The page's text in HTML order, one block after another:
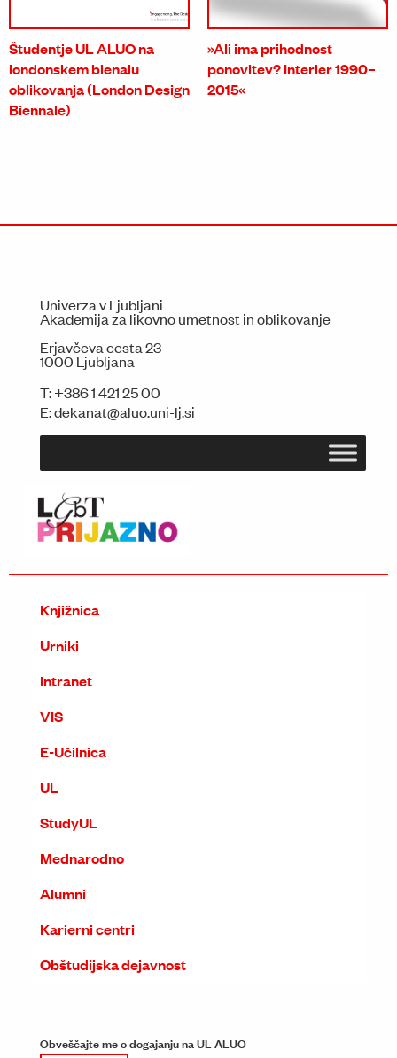
Študentje UL ALUO na
londonskem bienalu
oblikovanja (London Design
Biennale)
»Ali ima prihodnost
ponovitev? Interier 1990–
2015«
Univerza v Ljubljani
Akademija za likovno umetnost in oblikovanje
Erjavčeva cesta 23
1000 Ljubljana
T:+386 1 421 25 00
E:dekanat@aluo.uni-lj.si
Knjižnica
Urniki
Intranet
VIS
E-Učilnica
UL
StudyUL
Mednarodno
Alumni
Karierni centri
Obštudijska dejavnost
Obveščajte me o dogajanju na UL ALUO